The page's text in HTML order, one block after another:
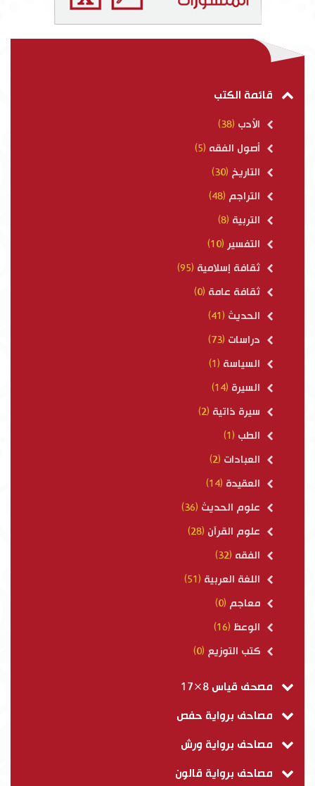
قائمة الكتب
الأدب (38)
أصول الفقه (5)
التاريخ (30)
التراجم (48)
التربية (8)
التفسير (10)
ثقافة إسلامية (95)
ثقافة عامة (0)
الحديث (41)
دراسات (73)
السياسة (1)
السيرة (14)
سيرة ذاتية (2)
الطب (1)
العبادات (2)
العقيدة (14)
علوم الحديث (36)
علوم القرآن (28)
الفقه (32)
اللغة العربية (51)
معاجم (0)
الوعظ (16)
كتب التوزيع (0)
مصحف قياس 8×17
مصاحف برواية حفص
مصاحف برواية ورش
مصاحف برواية قالون